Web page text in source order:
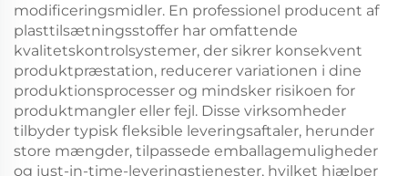
modificeringsmidler. En professionel producent af
plasttilsætningsstoffer har omfattende
kvalitetskontrolsystemer, der sikrer konsekvent
produktpræstation, reducerer variationen i dine
produktionsprocesser og mindsker risikoen for
produktmangler eller fejl. Disse virksomheder
tilbyder typisk fleksible leveringsaftaler, herunder
store mængder, tilpassede emballagemuligheder
og just-in-time-leveringstjenester, hvilket hjælper